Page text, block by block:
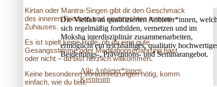
Die Vielfalt an qualifizierten Anbieter*innen,
sich regelmäßig fortbilden, vernetzen und im
Moksha interdisziplinär zusammenarbeiten,
ermöglicht ein reichhaltiges, qualitativ
Begleitungs-, Präventions­- und Seminarangebot.
Alle Anbieter*innen
Kernteam
Kirtan oder Mantra-Singen gibt dir den Geschmack
des inneren Friedens und eines echten inneren
Zuhauses.
Es ist spielt keine Rolle, ob du eine gute
Gesangsstimme oder Meditationserfahrung hast
oder nicht – du bist herzlich willkommen.
Keine besonderen Voraussetzungen nötig, komm
einfach, wie du bist.